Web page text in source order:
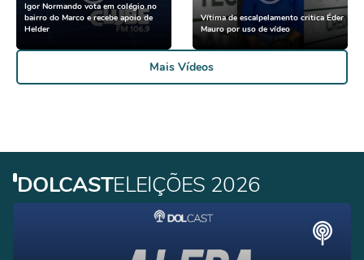
Igor Normando vota em colégio no
bairro do Marco e recebe apoio de
Helder
Vítima de escalpelamento critica Éder
Mauro por uso de vídeo
Mais Vídeos
DOLCASTELEIÇÕES 2026